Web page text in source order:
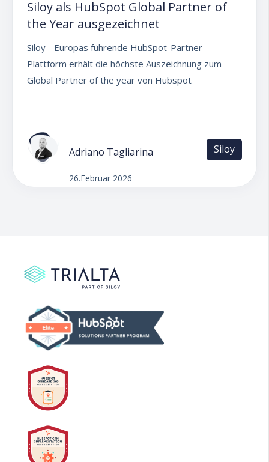
Siloy als HubSpot Global Partner of
the Year ausgezeichnet
Siloy - Europas führende HubSpot-Partner-
Plattform erhält die höchste Auszeichnung zum
Global Partner of the year von Hubspot
Adriano Tagliarina
26.Februar 2026
Siloy